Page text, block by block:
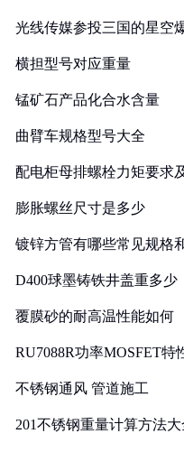
光线传媒参投三国的星空
横担型号对应重量
锰矿石产品化合水含量
曲臂车规格型号大全
配电柜母排螺栓力矩要求
膨胀螺丝尺寸是多少
镀锌方管有哪些常见规格
D400球墨铸铁井盖重多少
覆膜砂的耐高温性能如何
RU7088R功率MOSFET
不锈钢通风 管道施工
201不锈钢重量计算方法大